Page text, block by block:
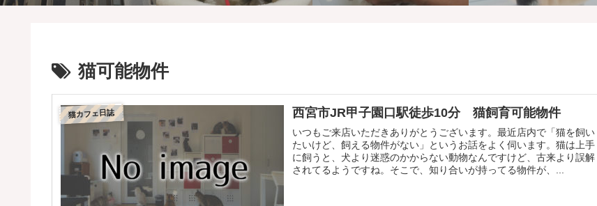
猫可能物件
猫カフェ日誌 西宮市JR甲子園口駅徒歩10分 猫飼育可能物件
いつもご来店いただきありがとうございます。最近店内で「猫を飼い
たいけど、飼える物件がない」というお話をよく伺います。猫は上手
に飼うと、犬より迷惑のかからない動物なんですけど、古来より誤解
されてるようですね。そこで、知り合いが持ってる物件が、...